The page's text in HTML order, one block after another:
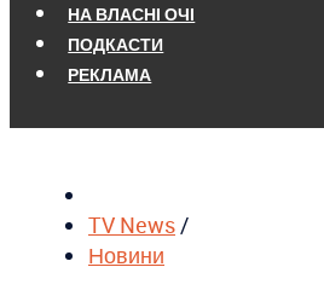
НА ВЛАСНІ ОЧІ
ПОДКАСТИ
РЕКЛАМА
TV News/
Новини